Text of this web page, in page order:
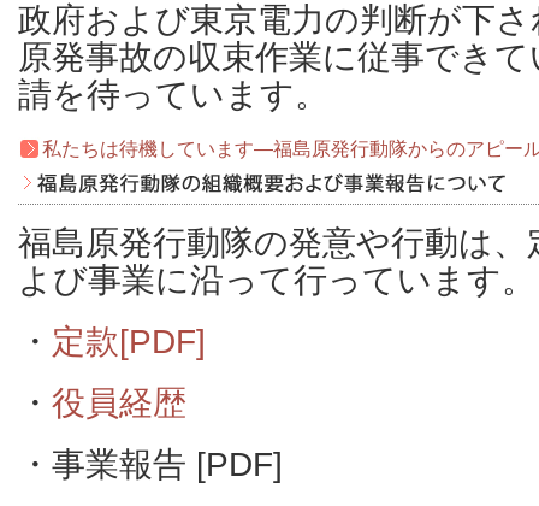
政府および東京電力の判断が下
原発事故の収束作業に従事でき
請を待っています。
私たちは待機しています―福島原発行動隊からのアピー
福島原発行動隊の発意や行動は
よび事業に沿って行っています。
・ 定款[PDF]
・ 役員経歴
・事業報告 [PDF]